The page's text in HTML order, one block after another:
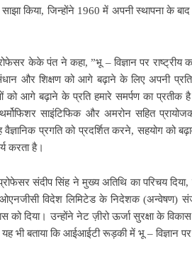
किया, जिन्होंने 1960 में अपनी स्थापना के
केके पंत ने कहा, ”भू – विज्ञान पर राष्ट्रीय
और शिक्षण को आगे बढ़ाने के लिए अपनी
को आगे बढ़ाने के प्रति हमारे समर्पण का प्रतीक
थर्मोफिशर साइंटिफिक और अमरोन सहित
प्रगति को प्रदर्शित करने, सहयोग को
करता है।
संदीप सिंह ने मुख्य अतिथि का परिचय
विदेश लिमिटेड के निदेशक (अन्वेषण)
को दिया। उन्होंने नेट ज़ीरो ऊर्जा सुरक्षा के
भी बताया कि आईआईटी रूड़की में भू – विज्ञान पर